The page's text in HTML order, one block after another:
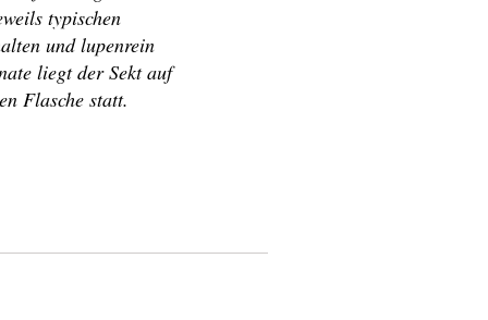
typischen
und lupenrein
liegt der Sekt auf
Flasche statt.